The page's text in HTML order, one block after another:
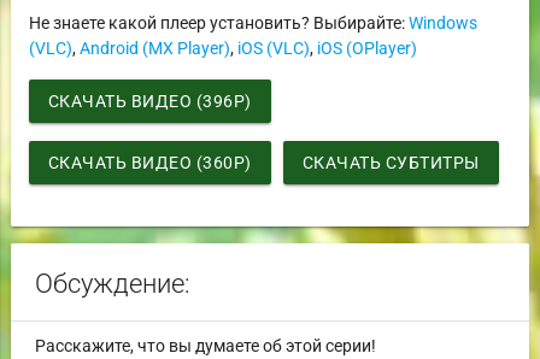
Не знаете какой плеер установить? Выбирайте:Windows
(VLC),Android (MX Player), iOS (VLC), iOS (OPlayer)
СКАЧАТЬ ВИДЕО (396P)
СКАЧАТЬ ВИДЕО (360P) СКАЧАТЬ СУБТИТРЫ
Обсуждение:
Расскажите, что вы думаете об этой серии!